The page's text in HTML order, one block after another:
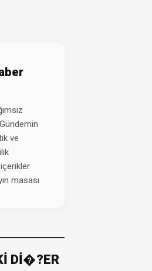
ve
içerikler
masası.
Dİ�?ER